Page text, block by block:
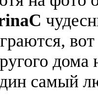
дома
самый